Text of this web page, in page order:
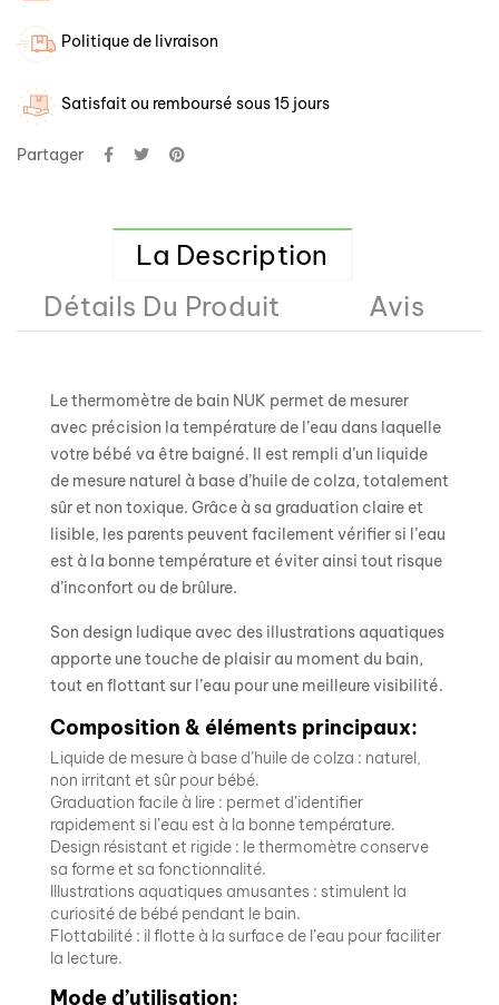
Politique de livraison
Satisfait ou remboursé sous 15 jours
Partager
La Description
Détails Du Produit
Avis
Le thermomètre de bain NUK permet de mesurer
avec précision la température de l’eau dans laquelle
votre bébé va être baigné. Il est rempli d’un liquide
de mesure naturel à base d’huile de colza, totalement
sûr et non toxique. Grâce à sa graduation claire et
lisible, les parents peuvent facilement vérifier si l’eau
est à la bonne température et éviter ainsi tout risque
d’inconfort ou de brûlure.
Son design ludique avec des illustrations aquatiques
apporte une touche de plaisir au moment du bain,
tout en flottant sur l’eau pour une meilleure visibilité.
Composition & éléments principaux:
Liquide de mesure à base d’huile de colza : naturel,
non irritant et sûr pour bébé.
Graduation facile à lire : permet d’identifier
rapidement si l’eau est à la bonne température.
Design résistant et rigide : le thermomètre conserve
sa forme et sa fonctionnalité.
Illustrations aquatiques amusantes : stimulent la
curiosité de bébé pendant le bain.
Flottabilité : il flotte à la surface de l’eau pour faciliter
la lecture.
Mode d’utilisation: